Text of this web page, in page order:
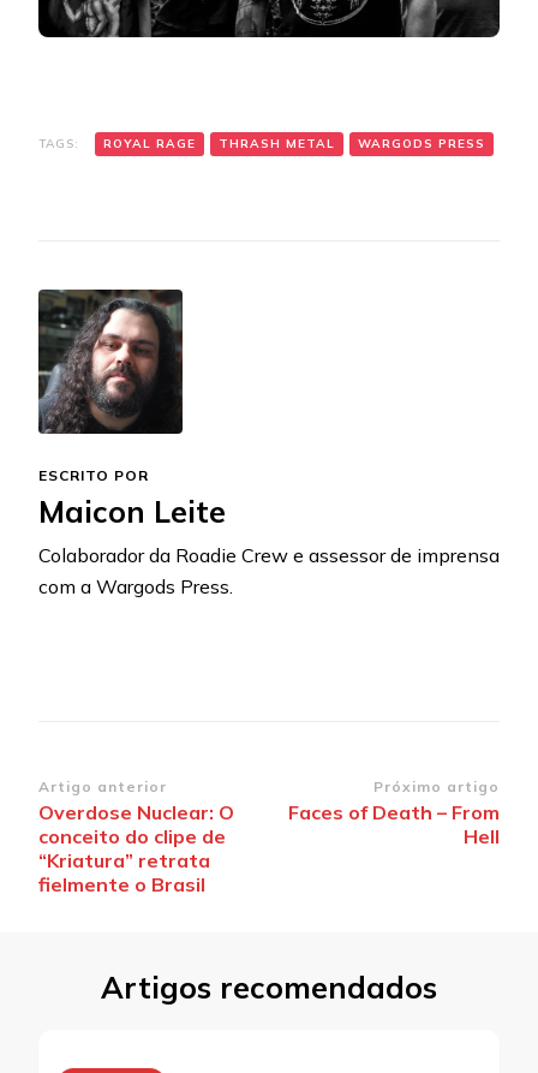
TAGS: ROYAL RAGE THRASH METAL WARGODS PRESS
ESCRITO POR
Maicon Leite
Colaborador da Roadie Crew e assessor de imprensa
com a Wargods Press.
Navegação
de
post
Artigo anterior
Overdose Nuclear: O
conceito do clipe de
“Kriatura” retrata
fielmente o Brasil
Próximo artigo
Faces of Death – From
Hell
Artigos recomendados